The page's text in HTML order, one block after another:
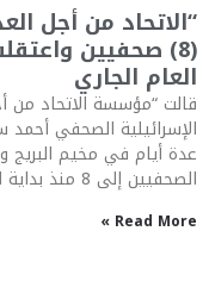
“الاتحاد من أجل
(8) صحفيين
العام الجاري
قالت “مؤسسة الاتحاد من
الإسرائيلية الصحفي
عدة أيام في مخيم
الصحفيين إلى 8 منذ بداية العام الجاري…
Read More »